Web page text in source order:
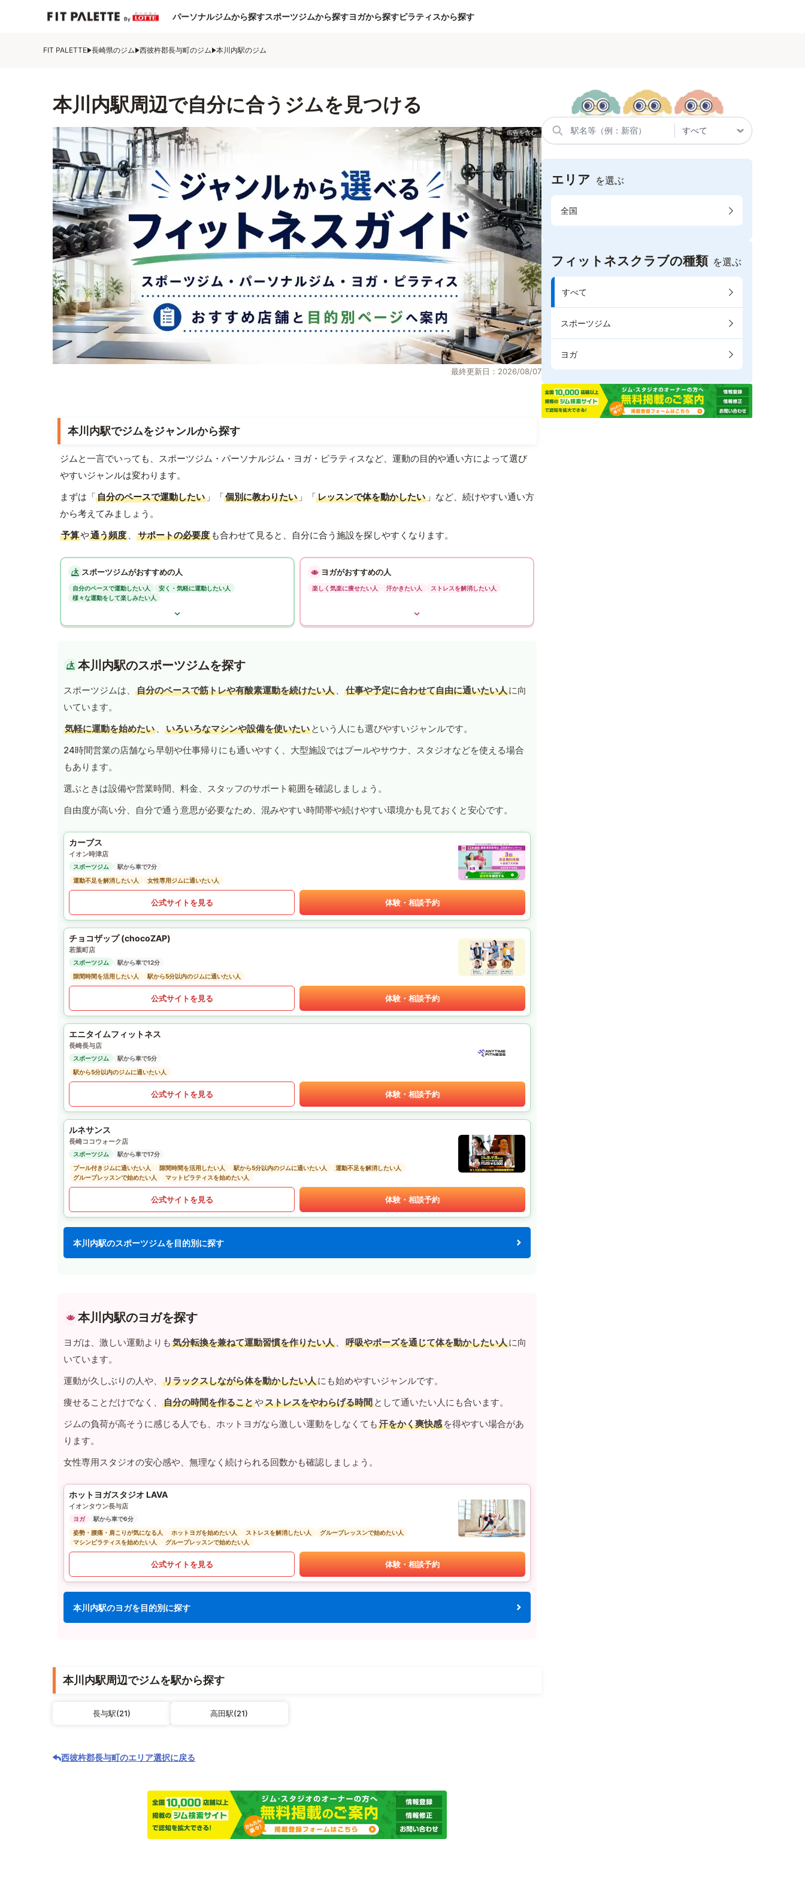
パーソナルジムから探すスポーツジムから探すヨガから探すピラティスから探す
FIT PALETTE 長崎県のジム 西彼杵郡長与町のジム 本川内駅のジム
本川内駅周辺で自分に合うジムを見つける
最終更新日：2026/08/07
本川内駅でジムをジャンルから探す
ジムと一言でいっても、スポーツジム・パーソナルジム・ヨガ・ピラティスなど、運動の目的や通い方によって選び
やすいジャンルは変わります。
まずは「自分のペースで運動したい 」「個別に教わりたい 」「レッスンで体を動かしたい 」など、続けやすい通い方
から考えてみましょう。
予算や通う頻度 、 サポートの必要度 も合わせて見ると、自分に合う施設を探しやすくなります。
スポーツジムがおすすめの人
自分のペースで運動したい人
安く・気軽に運動したい人
様々な運動をして楽しみたい人
ヨガがおすすめの人
楽しく気楽に痩せたい人 汗かきたい人 ストレスを解消したい人
本川内駅のスポーツジムを探す
スポーツジムは、 自分のペースで筋トレや有酸素運動を続けたい人 、 仕事や予定に合わせて自由に通いたい人に向
いています。
気軽に運動を始めたい 、 いろいろなマシンや設備を使いたい という人にも選びやすいジャンルです。
24時間営業の店舗なら早朝や仕事帰りにも通いやすく、大型施設ではプールやサウナ、スタジオなどを使える場合
もあります。
選ぶときは設備や営業時間、料金、スタッフのサポート範囲を確認しましょう。
自由度が高い分、自分で通う意思が必要なため、混みやすい時間帯や続けやすい環境かも見ておくと安心です。
カーブス
イオン時津店
スポーツジム
駅から車で7分
運動不足を解消したい人
女性専用ジムに通いたい人
公式サイトを見る 体験・相談予約
チョコザップ (chocoZAP)
若葉町店
スポーツジム
駅から車で12分
隙間時間を活用したい人
駅から5分以内のジムに通いたい人
公式サイトを見る 体験・相談予約
エニタイムフィットネス
長崎長与店
スポーツジム
駅から車で5分
駅から5分以内のジムに通いたい人
公式サイトを見る 体験・相談予約
ルネサンス
長崎ココウォーク店
スポーツジム
駅から車で17分
プール付きジムに通いたい人
隙間時間を活用したい人 駅から5分以内のジムに通いたい人
運動不足を解消したい人
グループレッスンで始めたい人
マットピラティスを始めたい人
公式サイトを見る 体験・相談予約
本川内駅のスポーツジムを目的別に探す
本川内駅のヨガを探す
ヨガは、激しい運動よりも 気分転換を兼ねて運動習慣を作りたい人 、 呼吸やポーズを通じて体を動かしたい人に向
いています。
運動が久しぶりの人や、
リラックスしながら体を動かしたい人にも始めやすいジャンルです。
痩せることだけでなく、
自分の時間を作ることやストレスをやわらげる時間 として通いたい人にも合います。
ジムの負荷が高そうに感じる人でも、ホットヨガなら激しい運動をしなくても 汗をかく爽快感 を得やすい場合があ
ります。
女性専用スタジオの安心感や、無理なく続けられる回数かも確認しましょう。
ホットヨガスタジオ LAVA
イオンタウン長与店
ヨガ
駅から車で6分
姿勢・腰痛・肩こりが気になる人
ホットヨガを始めたい人 ストレスを解消したい人
グループレッスンで始めたい人
マシンピラティスを始めたい人
グループレッスンで始めたい人
公式サイトを見る 体験・相談予約
本川内駅のヨガを目的別に探す
本川内駅周辺でジムを駅から探す
長与駅(21) 高田駅(21)
西彼杵郡長与町のエリア選択に戻る
エリア を選ぶ
全国
フィットネスクラブの種類 を選ぶ
すべて
スポーツジム
ヨガ